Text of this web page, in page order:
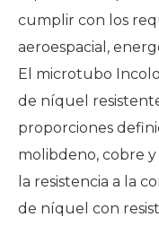
cumplir con los
aeroespacial,
El microtubo
de níquel
proporciones
molibdeno, cobre
la resistencia a la
de níquel con